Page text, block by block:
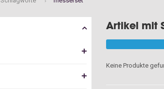
Artikel mit
Keine Produkte